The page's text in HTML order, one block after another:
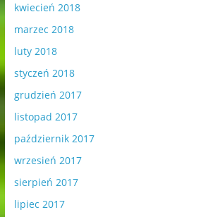
kwiecień 2018
marzec 2018
luty 2018
styczeń 2018
grudzień 2017
listopad 2017
październik 2017
wrzesień 2017
sierpień 2017
lipiec 2017